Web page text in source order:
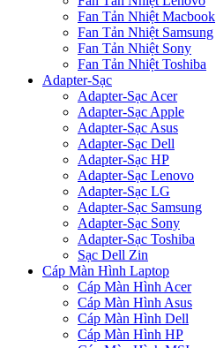
Fan Tản Nhiệt Macbook
Fan Tản Nhiệt Samsung
Fan Tản Nhiệt Sony
Fan Tản Nhiệt Toshiba
Adapter-Sạc
Adapter-Sạc Acer
Adapter-Sạc Apple
Adapter-Sạc Asus
Adapter-Sạc Dell
Adapter-Sạc HP
Adapter-Sạc Lenovo
Adapter-Sạc LG
Adapter-Sạc Samsung
Adapter-Sạc Sony
Adapter-Sạc Toshiba
Sạc Dell Zin
Cáp Màn Hình Laptop
Cáp Màn Hình Acer
Cáp Màn Hình Asus
Cáp Màn Hình Dell
Cáp Màn Hình HP